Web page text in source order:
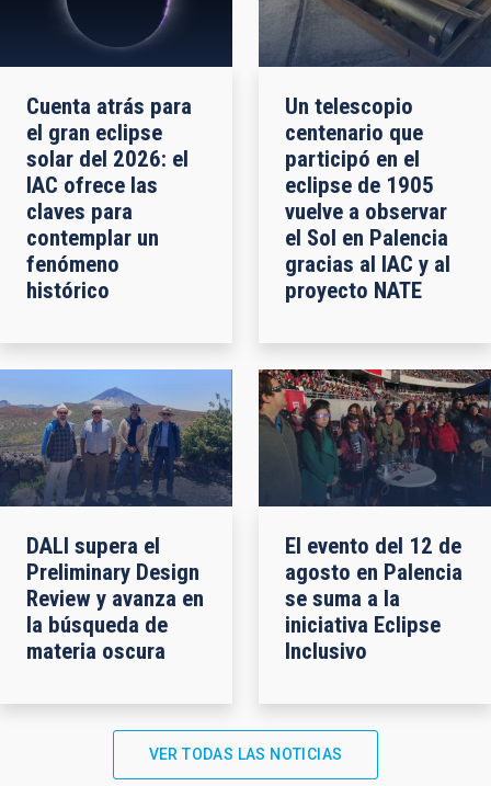
Cuenta atrás para
el gran eclipse
solar del 2026: el
IAC ofrece las
claves para
contemplar un
fenómeno
histórico
Un telescopio
centenario que
participó en el
eclipse de 1905
vuelve a observar
el Sol en Palencia
gracias al IAC y al
proyecto NATE
DALI supera el
Preliminary Design
Review y avanza en
la búsqueda de
materia oscura
El evento del 12 de
agosto en Palencia
se suma a la
iniciativa Eclipse
Inclusivo
VER TODAS LAS NOTICIAS